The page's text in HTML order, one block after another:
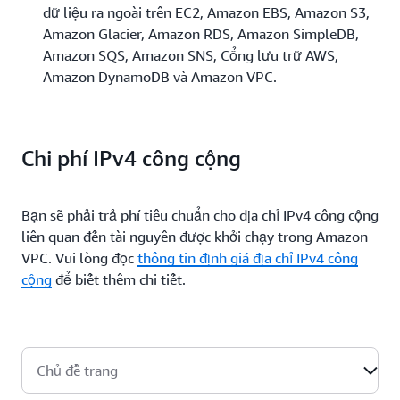
dữ liệu ra ngoài trên EC2, Amazon EBS, Amazon S3,
Amazon Glacier, Amazon RDS, Amazon SimpleDB,
Amazon SQS, Amazon SNS, Cổng lưu trữ AWS,
Amazon DynamoDB và Amazon VPC.
Chi phí IPv4 công cộng
Bạn sẽ phải trả phí tiêu chuẩn cho địa chỉ IPv4 công cộng
liên quan đến tài nguyên được khởi chạy trong Amazon
VPC. Vui lòng đọc thông tin định giá địa chỉ IPv4 công
cộng để biết thêm chi tiết.
Chủ đề trang